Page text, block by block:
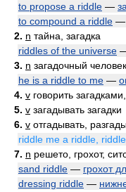
to propose a riddle —
to compound a riddle —
2. n тайна, загадка
riddles of the universe
3. n загадочный человек
he is a riddle to me —
4. v говорить
5. v загадывать загадки
6. v отгадывать,
riddle me a riddle,
7. n решето, грохот,
sand riddle — грохот
dressing riddle —